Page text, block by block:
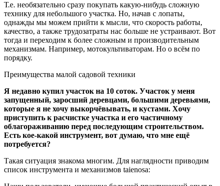
Т.е. необязательно сразу покупать какую-нибудь сложную
технику для небольшого участка. Но, начав с лопаты,
однажды мы можем прийти к мысли, что скорость работы,
качество, а также трудозатраты нас больше не устраивают. Вот
тогда и переходим к более сложным и производительным
механизмам. Например, мотокультиваторам. Но о всём по
порядку.
Преимущества малой садовой техники
Я недавно купил участок на 10 соток. Участок у меня
запущенный, заросший деревцами, большими деревьями,
которые я не хочу выкорчёвывать, и кустами. Хочу
приступить к расчистке участка и его частичному
облагораживанию перед последующим строительством.
Есть кое-какой инструмент, вот думаю, что мне ещё
потребуется?
Такая ситуация знакома многим. Для наглядности приводим
список инструмента и механизмов taienosа: